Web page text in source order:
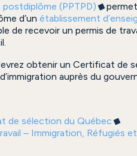
postdiplôme (PPTPD)
d’un établissement
de recevoir un permis de
obtenir un Certificat de
auprès du
de sélection du Québec
– Immigration, Réfugiés